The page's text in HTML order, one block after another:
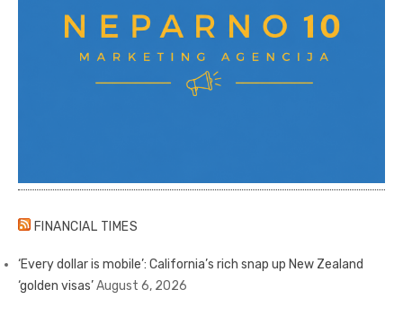
FINANCIAL TIMES
‘Every dollar is mobile’: California’s rich snap up New Zealand
‘golden visas’August 6, 2026